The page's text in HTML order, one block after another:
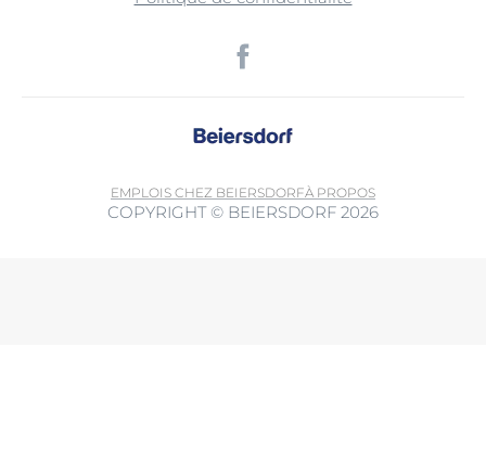
EMPLOIS CHEZ BEIERSDORFÀ PROPOS
COPYRIGHT © BEIERSDORF 2026